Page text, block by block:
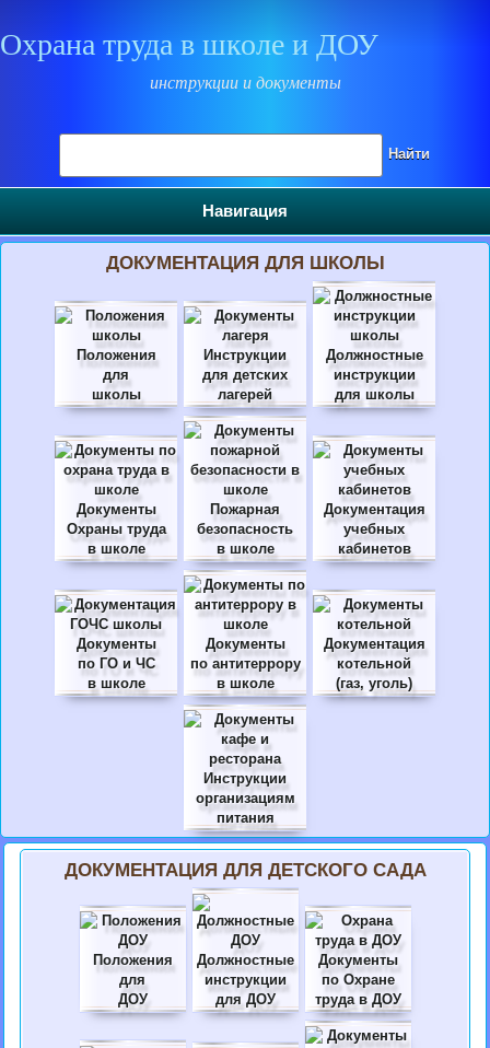
Охрана труда в школе и ДОУ
инструкции и документы
Навигация
ДОКУМЕНТАЦИЯ ДЛЯ ШКОЛЫ
Положения
для
школы
Инструкции
для детских
лагерей
Должностные
инструкции
для школы
Документы
Охраны труда
в школе
Пожарная
безопасность
в школе
Документация
учебных
кабинетов
Документы
по ГО и ЧС
в школе
Документы
по антитеррору
в школе
Документация
котельной
(газ, уголь)
Инструкции
организациям
питания
ДОКУМЕНТАЦИЯ ДЛЯ ДЕТСКОГО САДА
Положения
для
ДОУ
Должностные
инструкции
для ДОУ
Документы
по Охране
труда в ДОУ